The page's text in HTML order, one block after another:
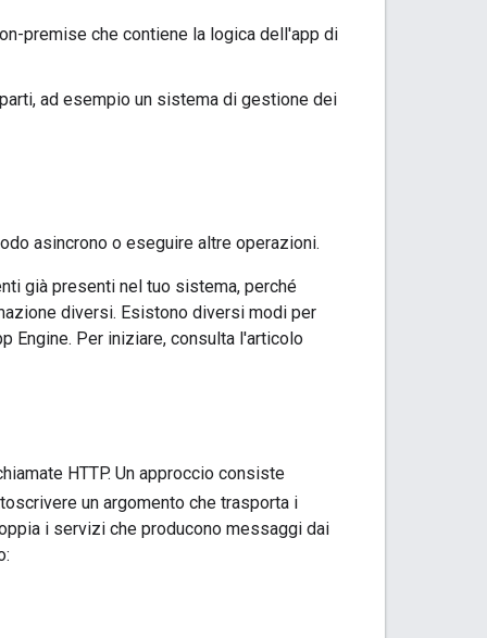
premise che contiene la logica dell'app di
ad esempio un sistema di gestione dei
asincrono o eseguire altre operazioni.
già presenti nel tuo sistema, perché
diversi. Esistono diversi modi per
Engine. Per iniziare, consulta l'articolo
HTTP. Un approccio consiste
un argomento che trasporta i
i servizi che producono messaggi dai